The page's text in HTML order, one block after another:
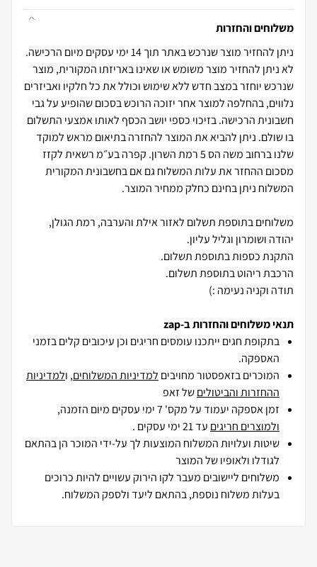
משלוחים והחזרות
ניתן להחזיר מוצר שנרכש באתר תוך 14 ימי עסקים מיום הרכישה.
לא ניתן להחזיר מוצר משומש או שאינו באריזתו המקורית, מוצר
שנרכש יוחזר במצב חדש ללא שימוש וכולל את כל חלקיו ואביזרים
נלווים, בהחלפה למוצר אחר יזוכה הרוכש בסכום שהופיע על גבי
חשבונית הרכישה. בזיכוי כספי יושב הכסף לאותו אמצעי התשלום
בו שולם. ניתן להביא את המוצר להחזרה בתיאום מראש למוקד
שלנו ברחוב משה הס 5 רמת השרון. קפרה בע״מ רשאית לקזז
מסכום ההחזר את עלות המשלוח גם אם בחשבונית המקורית
משלוחים בתוספת תשלום לאזור אילת והערבה, רמת הגולן,
תודה וקניה נעימה :)
תנאי משלוחים והחזרות ב-zap
בתקופת חגים ייתכנו עומסים חריגים וכן עיכובים קלים בזמני
האספקה.
המוכרים בזאפסטור מחויבים למדיניות המשלוחים, ולמדיניות
ההחזרות והביטוליםשל זאפ
זמן אספקה יעמוד על מקס' 7 ימי עסקים מיום הזמנה,
ולמוצרים חריגים עד 21 ימי עסקים .
שיטות ועלויות המשלוח המוצעות לך על-ידי המוכר הן בהתאם
לגודלו ולאופיו של המוצר
משלוחים ליישובים מעבר לקו הירוק עשויים להיות כרוכים
בעלות משלוח נוספת, בהתאם ליעד ולספק המשלוח.